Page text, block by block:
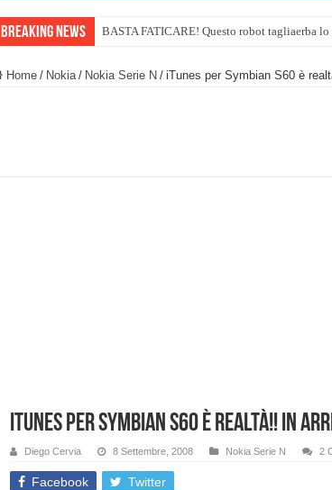
Breaking News BASTA FATICARE! Questo robot tagliaerba
Home / Nokia / Nokia Serie N / iTunes per Symbian S60 è
iTunes per Symbian S60 è realtà!! in
Diego Cervia 8 Settembre, 2008 Nokia Serie N 2
Facebook Twitter